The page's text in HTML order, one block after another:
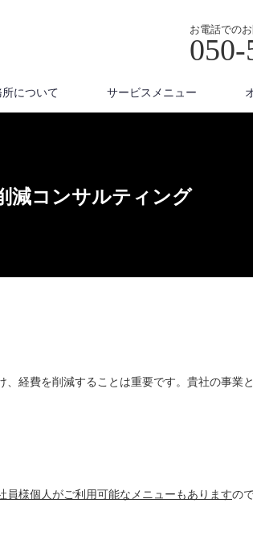
お電話での
所について サービスメニュー
減コンサルティング
、経費を削減することは重要です。貴社の事業
員様個人がご利用可能なメニューもありますの